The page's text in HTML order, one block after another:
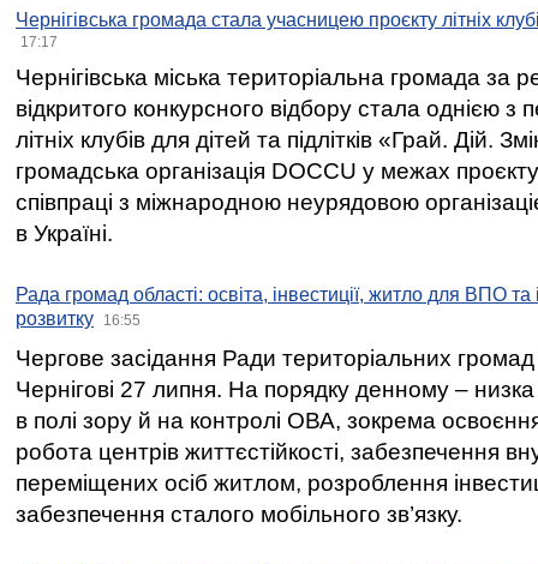
Чернігівська громада стала учасницею проєкту літніх
17:17
Чернігівська міська територіальна громада за
відкритого конкурсного відбору стала однією
літніх клубів для дітей та підлітків «Грай. Дій.
громадська організація DOCCU у межах
співпраці з міжнародною неурядовою
в Україні.
Рада громад області: освіта, інвестиції, житло для ВПО
розвитку
16:55
Чергове засідання Ради територіальних громад
Чернігові 27 липня. На порядку денному –
в полі зору й на контролі ОВА, зокрема освоєння
робота центрів життєстійкості, забезпечення
переміщених осіб житлом, розроблення
забезпечення сталого мобільного зв’язку.